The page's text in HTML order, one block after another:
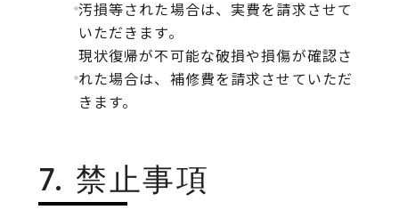
汚損等された場合は、実費を請求させて
いただきます。
現状復帰が不可能な破損や損傷が確認さ
れた場合は、補修費を請求させていただ
きます。
7. 禁止事項